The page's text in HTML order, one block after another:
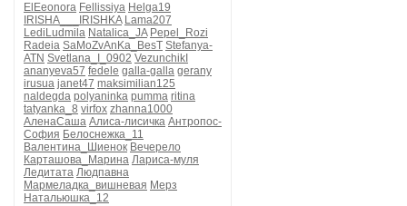
ElEeonora Fellissiya Helga19
IRISHA___IRISHKA Lama207
LediLudmila Natalica_JA Pepel_Rozi
Radeia SaMoZvAnKa_BesT Stefanya-
ATN Svetlana_I_0902 VezunchikI
ananyeva57 fedele galla-galla gerany
irusua janet47 maksimilian125
naldegda polyaninka pumma ritina
tatyanka_8 virfox zhanna1000
АленаСаша Алиса-лисичка Антропос-
София Белоснежка_11
Валентина_Шиенок Вечерело
Карташова_Марина Лариса-муля
Ледитата Людпавна
Мармеладка_вишневая Мерз
Натальюшка_12